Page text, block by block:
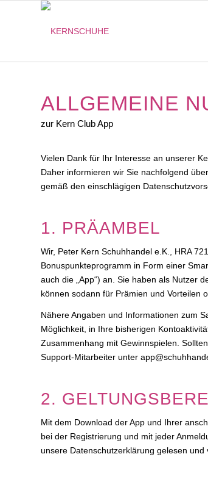
ALLGEMEINE
zur Kern Club App
Vielen Dank für Ihr Interesse an unserer
Daher informieren wir Sie nachfolgend
gemäß den einschlägigen
1. PRÄAMBEL
Wir, Peter Kern Schuhhandel e.K., HRA
Bonuspunkteprogramm in Form einer
auch die „App“) an. Sie haben als Nutzer
können sodann für Prämien und Vorteilen
Nähere Angaben und Informationen zum
Möglichkeit, in Ihre bisherigen
Zusammenhang mit Gewinnspielen.
Support-Mitarbeiter unter
2.
Mit dem Download der App und Ihrer
bei der Registrierung und mit jeder
unsere Datenschutzerklärung gelesen und